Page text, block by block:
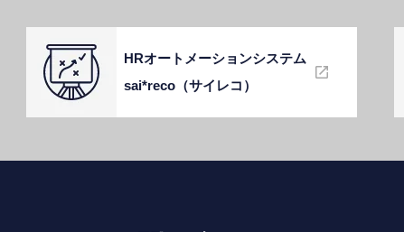
HRオートメーションシステム
sai*reco（サイレコ）